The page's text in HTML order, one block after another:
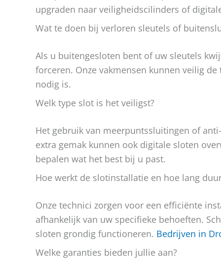
upgraden naar veiligheidscilinders of
Wat te doen bij verloren sleutels of
Als u buitengesloten bent of uw sleutels
forceren. Onze vakmensen kunnen veilig
nodig is.
Welk type slot is het veiligst?
Het gebruik van meerpuntssluitingen of
extra gemak kunnen ook digitale sloten
bepalen wat het best bij u past.
Hoe werkt de slotinstallatie en hoe lang
Onze technici zorgen voor een efficiënte
afhankelijk van uw specifieke behoeften.
sloten grondig functioneren. Bedrijven in
Welke garanties bieden jullie aan?